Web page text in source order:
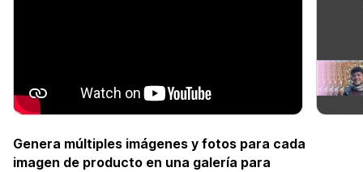
Genera múltiples imágenes y fotos para cada
imagen de producto en una galería para